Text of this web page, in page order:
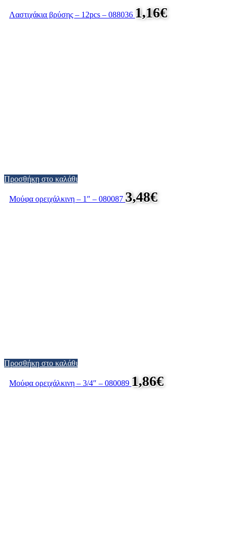
Λαστιχάκια βρύσης – 12pcs – 088036 1,16€
Προσθήκη στο καλάθι
Μούφα ορειχάλκινη – 1″ – 080087 3,48€
Προσθήκη στο καλάθι
Μούφα ορειχάλκινη – 3/4″ – 080089 1,86€